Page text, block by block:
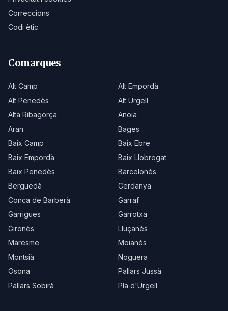
Correccions
Codi ètic
Comarques
Alt Camp
Alt Empordà
Alt Penedès
Alt Urgell
Alta Ribagorça
Anoia
Aran
Bages
Baix Camp
Baix Ebre
Baix Empordà
Baix Llobregat
Baix Penedès
Barcelonès
Berguedà
Cerdanya
Conca de Barberà
Garraf
Garrigues
Garrotxa
Gironès
Lluçanès
Maresme
Moianès
Montsià
Noguera
Osona
Pallars Jussà
Pallars Sobirà
Pla d'Urgell